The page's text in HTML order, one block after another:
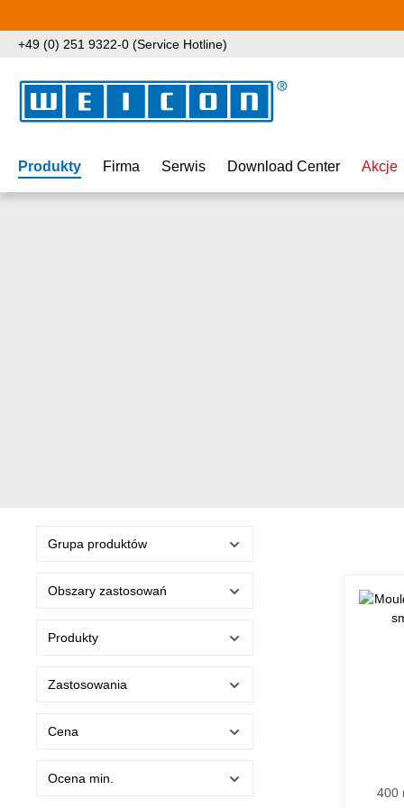
+49 (0) 251 9322-0 (Service Hotline)
Produkty Firma Serwis Download Center Akcje
Grupa produktów
Obszary zastosowań
Produkty
Zastosowania
Cena
Ocena min.
400